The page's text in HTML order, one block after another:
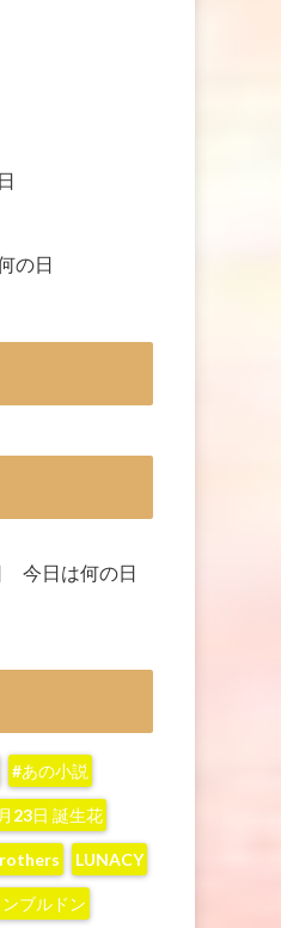
の日
今日は何の日
#あの小説
23日 誕生花
LUNACY
ブルドン